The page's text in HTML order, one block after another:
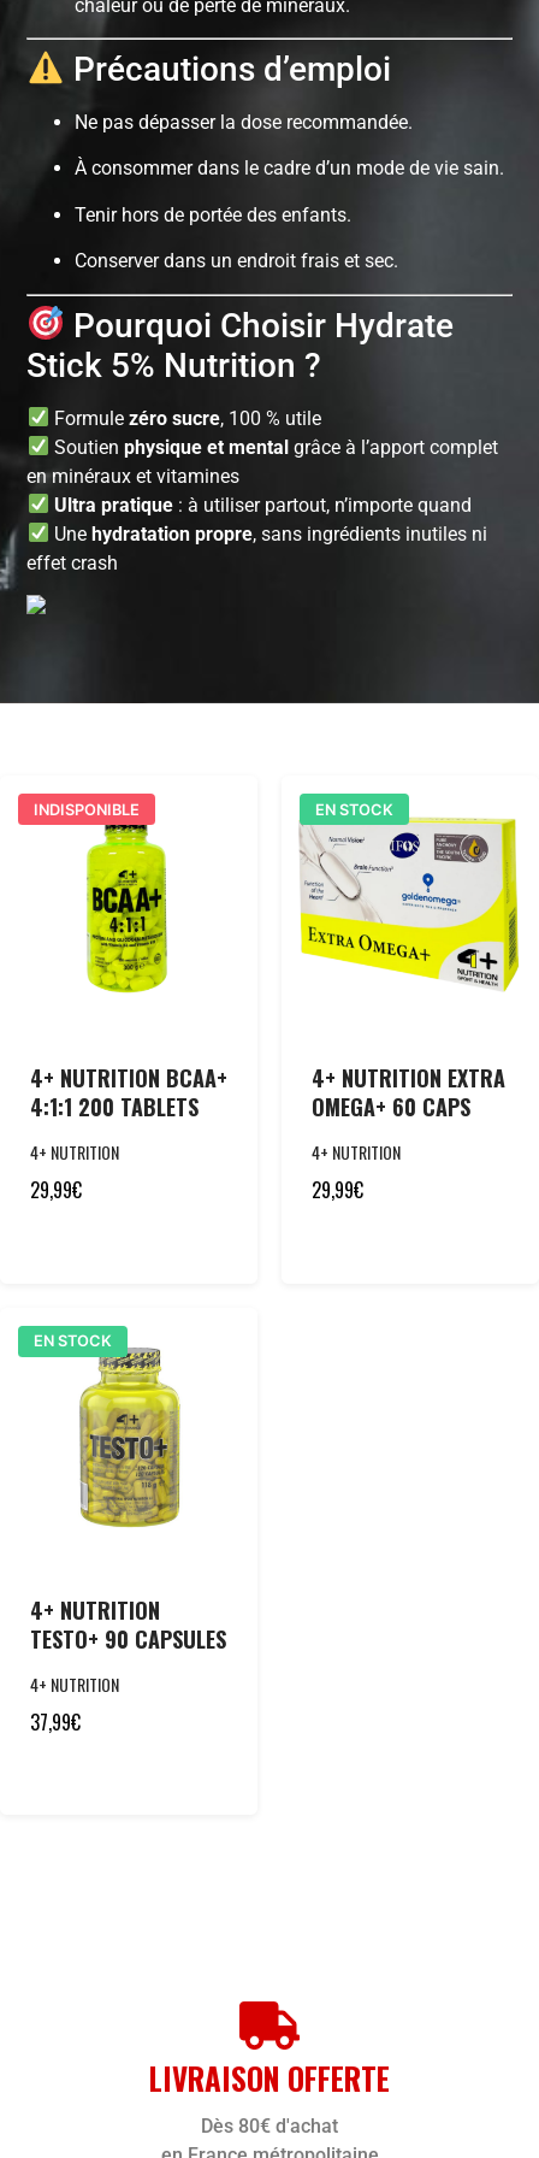
chaleur ou de perte de minéraux.
Précautions d’emploi
Ne pas dépasser la dose recommandée.
À consommer dans le cadre d’un mode de vie sain.
Tenir hors de portée des enfants.
Conserver dans un endroit frais et sec.
Pourquoi Choisir Hydrate
Stick 5% Nutrition ?
Formule zéro sucre, 100 % utile
Soutien physique et mentalgrâce à l’apport complet
en minéraux et vitamines
Ultra pratique: à utiliser partout, n’importe quand
Une hydratation propre, sans ingrédients inutiles ni
effet crash
INDISPONIBLE
4+ NUTRITION BCAA+
4:1:1 200 TABLETS
4+ NUTRITION
29,99€
EN STOCK
4+ NUTRITION EXTRA
OMEGA+ 60 CAPS
4+ NUTRITION
29,99€
EN STOCK
4+ NUTRITION
TESTO+ 90 CAPSULES
4+ NUTRITION
37,99€
LIVRAISON OFFERTE
Dès 80€ d'achat